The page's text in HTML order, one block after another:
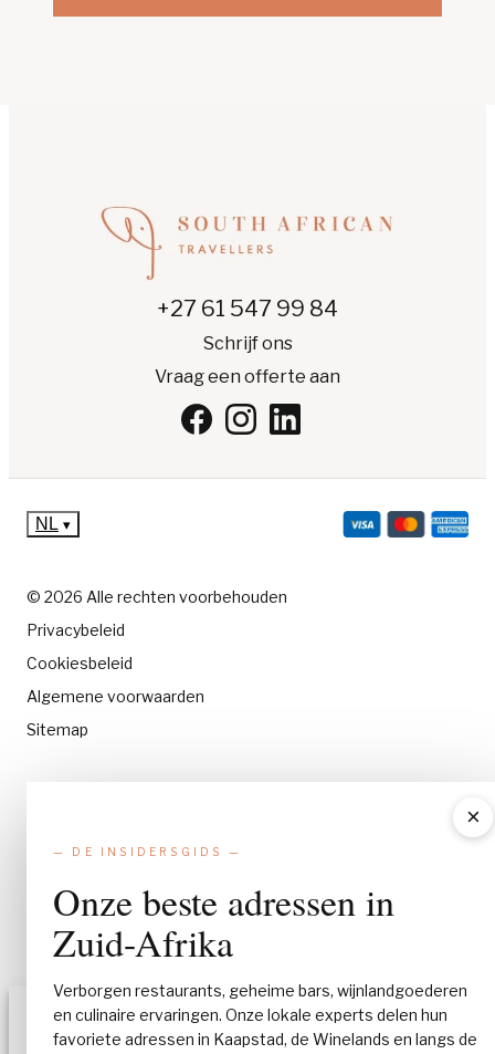
Toestemming beheren
+27 61 547 99 84
Schrijf ons
Vraag een offerte aan
© 2026 Alle rechten voorbehouden
Privacybeleid
Cookiesbeleid
Algemene voorwaarden
Sitemap
NL ▾
×
— DE INSIDERSGIDS —
Onze beste adressen in
Zuid-Afrika
Verborgen restaurants, geheime bars, wijnlandgoederen
en culinaire ervaringen. Onze lokale experts delen hun
favoriete adressen in Kaapstad, de Winelands en langs de